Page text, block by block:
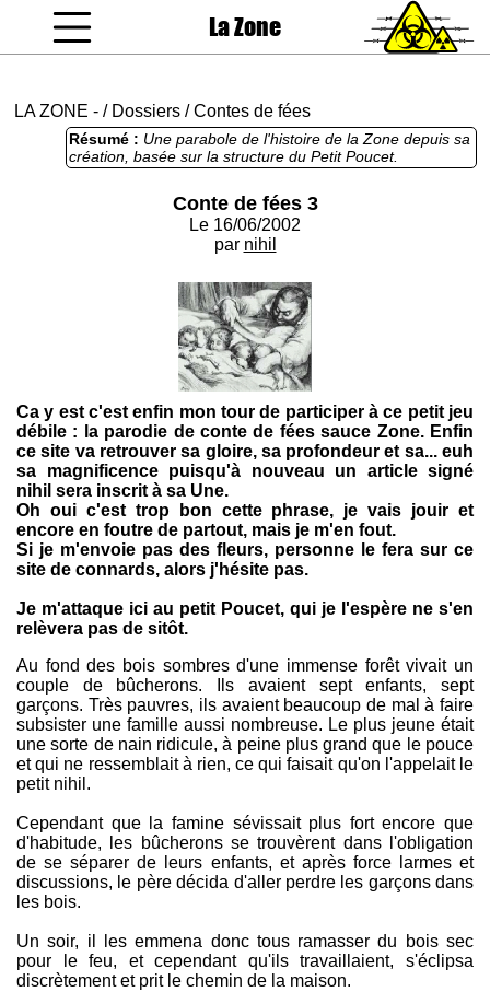
La Zone
LA ZONE - / Dossiers /Contes de fées
Résumé : Une parabole de l'histoire de la Zone depuis sa
création, basée sur la structure du Petit Poucet.
Conte de fées 3
Le 16/06/2002
par nihil
Ca y est c'est enfin mon tour de participer à ce petit jeu
débile : la parodie de conte de fées sauce Zone. Enfin
ce site va retrouver sa gloire, sa profondeur et sa... euh
sa magnificence puisqu'à nouveau un article signé
nihil sera inscrit à sa Une.
Oh oui c'est trop bon cette phrase, je vais jouir et
encore en foutre de partout, mais je m'en fout.
Si je m'envoie pas des fleurs, personne le fera sur ce
site de connards, alors j'hésite pas.
Je m'attaque ici au petit Poucet, qui je l'espère ne s'en
relèvera pas de sitôt.
Au fond des bois sombres d'une immense forêt vivait un
couple de bûcherons. Ils avaient sept enfants, sept
garçons. Très pauvres, ils avaient beaucoup de mal à faire
subsister une famille aussi nombreuse. Le plus jeune était
une sorte de nain ridicule, à peine plus grand que le pouce
et qui ne ressemblait à rien, ce qui faisait qu'on l'appelait le
petit nihil.
Cependant que la famine sévissait plus fort encore que
d'habitude, les bûcherons se trouvèrent dans l'obligation
de se séparer de leurs enfants, et après force larmes et
discussions, le père décida d'aller perdre les garçons dans
les bois.
Un soir, il les emmena donc tous ramasser du bois sec
pour le feu, et cependant qu'ils travaillaient, s'éclipsa
discrètement et prit le chemin de la maison.